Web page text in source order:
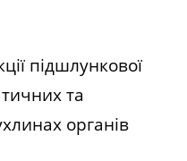
підшлункової
та
органів